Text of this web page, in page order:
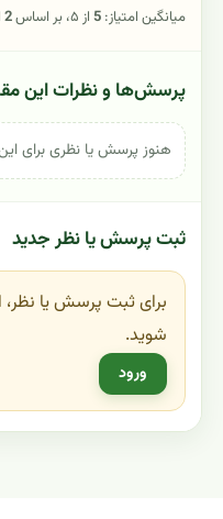
میانگین امتیاز: 5از ۵، بر اساس 2
پرسش‌ها و نظرات این
هنوز پرسش یا نظری برای
ثبت پرسش یا نظر جدید
برای ثبت پرسش یا نظر،
شوید.
ورود